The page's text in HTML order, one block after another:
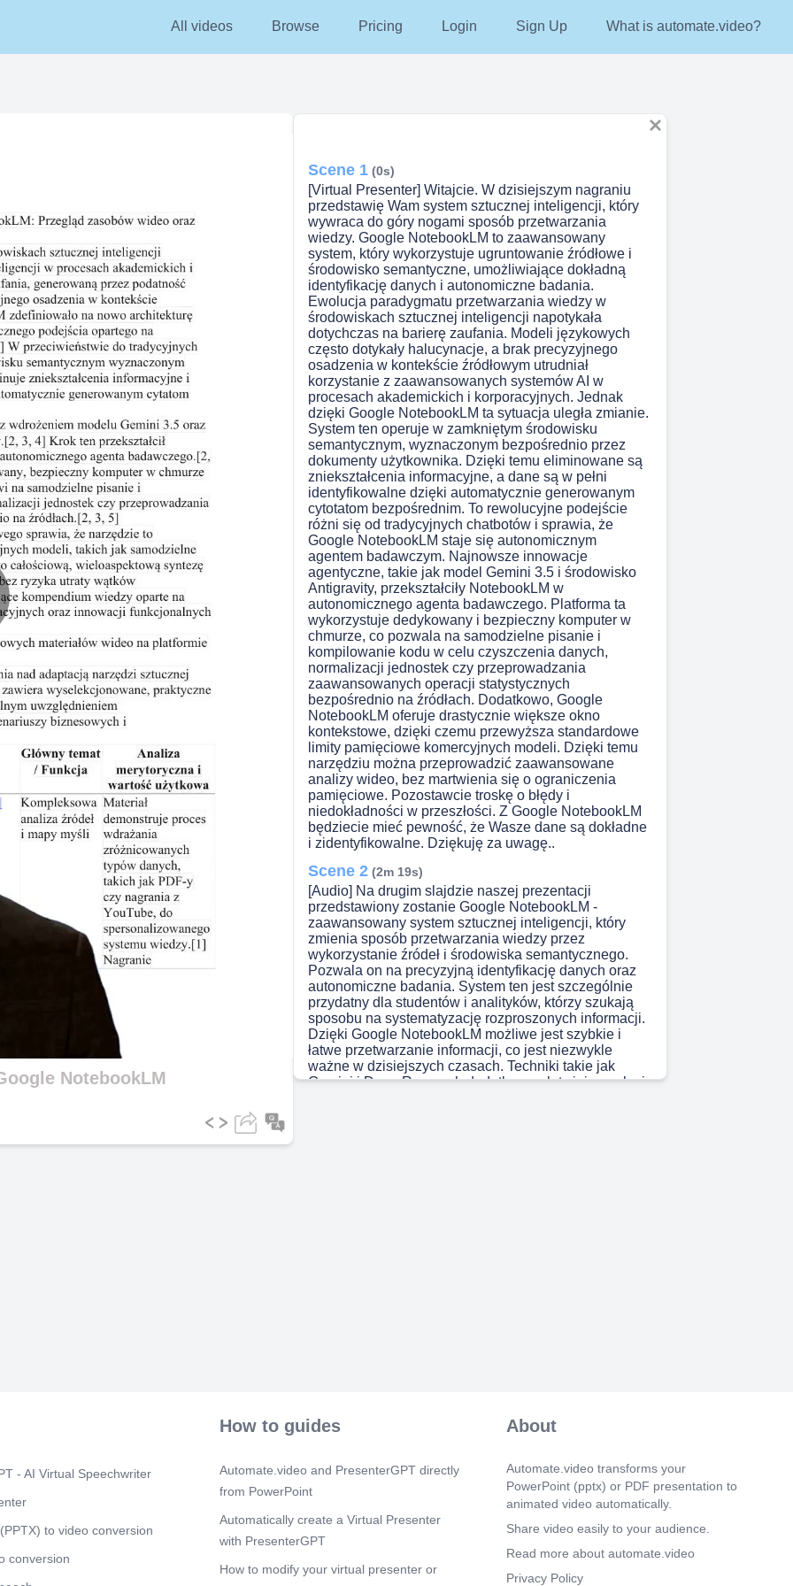
All videos Browse Pricing Login Sign Up What is automate.video?
NotebookLM
Scene 1 (0s)
[Virtual Presenter] Witajcie. W dzisiejszym nagraniu
przedstawię Wam system sztucznej inteligencji, który
wywraca do góry nogami sposób przetwarzania
wiedzy. Google NotebookLM to zaawansowany
system, który wykorzystuje ugruntowanie źródłowe i
środowisko semantyczne, umożliwiające dokładną
identyfikację danych i autonomiczne badania.
Ewolucja paradygmatu przetwarzania wiedzy w
środowiskach sztucznej inteligencji napotykała
dotychczas na barierę zaufania. Modeli językowych
często dotykały halucynacje, a brak precyzyjnego
osadzenia w kontekście źródłowym utrudniał
korzystanie z zaawansowanych systemów AI w
procesach akademickich i korporacyjnych. Jednak
dzięki Google NotebookLM ta sytuacja uległa zmianie.
System ten operuje w zamkniętym środowisku
semantycznym, wyznaczonym bezpośrednio przez
dokumenty użytkownika. Dzięki temu eliminowane są
zniekształcenia informacyjne, a dane są w pełni
identyfikowalne dzięki automatycznie generowanym
cytotatom bezpośrednim. To rewolucyjne podejście
różni się od tradycyjnych chatbotów i sprawia, że
Google NotebookLM staje się autonomicznym
agentem badawczym. Najnowsze innowacje
agentyczne, takie jak model Gemini 3.5 i środowisko
Antigravity, przekształciły NotebookLM w
autonomicznego agenta badawczego. Platforma ta
wykorzystuje dedykowany i bezpieczny komputer w
chmurze, co pozwala na samodzielne pisanie i
kompilowanie kodu w celu czyszczenia danych,
normalizacji jednostek czy przeprowadzania
zaawansowanych operacji statystycznych
bezpośrednio na źródłach. Dodatkowo, Google
NotebookLM oferuje drastycznie większe okno
kontekstowe, dzięki czemu przewyższa standardowe
limity pamięciowe komercyjnych modeli. Dzięki temu
narzędziu można przeprowadzić zaawansowane
analizy wideo, bez martwienia się o ograniczenia
pamięciowe. Pozostawcie troskę o błędy i
niedokładności w przeszłości. Z Google NotebookLM
będziecie mieć pewność, że Wasze dane są dokładne
i zidentyfikowalne. Dziękuję za uwagę..
Scene 2 (2m 19s)
[Audio] Na drugim slajdzie naszej prezentacji
przedstawiony zostanie Google NotebookLM -
zaawansowany system sztucznej inteligencji, który
zmienia sposób przetwarzania wiedzy przez
wykorzystanie źródeł i środowiska semantycznego.
Pozwala on na precyzyjną identyfikację danych oraz
autonomiczne badania. System ten jest szczególnie
przydatny dla studentów i analityków, którzy szukają
sposobu na systematyzację rozproszonych informacji.
Dzięki Google NotebookLM możliwe jest szybkie i
łatwe przetwarzanie informacji, co jest niezwykle
ważne w dzisiejszych czasach. Techniki takie jak
Gemini i Deep Research dodatkowo ułatwiają naukę i
zaawansowanego systemu sztucznej inteligencji, który
rewolucjonizuje przetwarzanie wiedzy poprzez
semantycznego. Dzięki temu możliwa jest dokładna
identyfikacja danych i autonomiczne badania. System
ten jest szczególnie przydatny w środowisku
akademickim i biznesowym, co pokazują liczne
mechanizmy działania zapewniające uniknięcie
konfabulacji odpowiedzi dzięki ściśle zakotwiczonej
bazie źródeł. NotebookLM jest niezwykle ważnym
narzędziem dla osób pracujących pod presją czasu i
- AI Virtual Speechwriter
to video conversion
conversion
How to guides
Automate.video and PresenterGPT directly
from PowerPoint
Automatically create a Virtual Presenter
with PresenterGPT
How to modify your virtual presenter or
About
Automate.video transforms your
PowerPoint (pptx) or PDF presentation to
animated video automatically.
Share video easily to your audience.
Read more about automate.video
Privacy Policy